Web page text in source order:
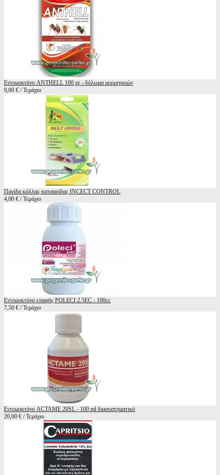
Εντομοκτόνο ANTHELL 100 gr - δόλωμα μυρμηγκιών
9,00 € / Τεμάχιο
Παγίδα κόλλας κατσαρίδας INCECT CONTROL
4,00 € / Τεμάχιο
Εντομοκτόνο επαφής POLECI 2.5EC - 100cc
7,50 € / Τεμάχιο
Εντομοκτόνο ACTAME 20SL - 100 ml διασυστηματικό
20,00 € / Τεμάχιο